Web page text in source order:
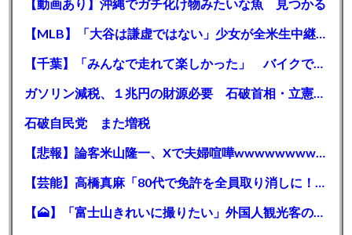
【動画あり】沖縄でガチ化け物みたいな魚 見つかる
【MLB】「大谷は謙虚ではない」少女が全米生中継で突然の大谷翔平批判 サイン無視された過去明かす
【千葉】「みんなで走れて楽しかった」 バイクでバースデー集団暴走 男女５７人を書類送検 SNSで参加者募る
ガソリン減税、１兆円の財源必要 石破首相・立憲野田氏「財源は死に物狂いで確保しなければならない」「本当に死に物狂いで」
石破自民党 また増税
【悲報】論客米山隆一、Xで夫婦喧嘩wwwwwwwwwwww
【芸能】高橋真麻「80代で免許を全員取り消しに！」 高齢ドライバーの事故問題で、高齢者の運転免許取り消し法を提案
【🗻】「富士山きれいに撮りたい」外国人観光客のレンタカー事故が急増…「ハンドルが逆で慣れず」、道の狭さも